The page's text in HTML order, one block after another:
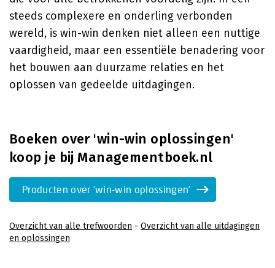
steeds complexere en onderling verbonden
wereld, is win-win denken niet alleen een nuttige
vaardigheid, maar een essentiële benadering voor
het bouwen aan duurzame relaties en het
oplossen van gedeelde uitdagingen.
Boeken over 'win-win oplossingen'
koop je bij Managementboek.nl
Producten over 'win-win oplossingen'
Overzicht van alle trefwoorden - Overzicht van alle uitdagingen
en oplossingen